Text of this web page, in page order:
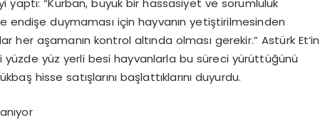
yaptı: “Kurban, büyük bir hassasiyet ve sorumluluk
duymaması için hayvanın yetiştirilmesinden
her aşamanın kontrol altında olması gerekir.” Astürk Et‘in
yüzde yüz yerli besi hayvanlarla bu süreci yürüttüğünü
hisse satışlarını başlattıklarını duyurdu.